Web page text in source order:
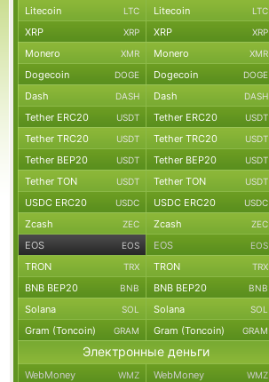
Litecoin LTC Litecoin LTC
XRP XRP XRP XRP
Monero XMR Monero XMR
Dogecoin DOGE Dogecoin DOGE
Dash DASH Dash DASH
Tether ERC20 USDT Tether ERC20 USDT
Tether TRC20 USDT Tether TRC20 USDT
Tether BEP20 USDT Tether BEP20 USDT
Tether TON USDT Tether TON USDT
USDC ERC20 USDC USDC ERC20 USDC
Zcash ZEC Zcash ZEC
EOS EOS EOS EOS
TRON TRX TRON TRX
BNB BEP20 BNB BNB BEP20 BNB
Solana SOL Solana SOL
Gram (Toncoin) GRAM Gram (Toncoin) GRAM
Электронные деньги
WebMoney WMZ WebMoney WMZ